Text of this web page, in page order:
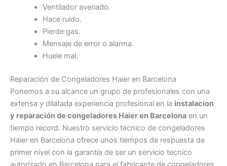
Ventilador averiado.
Hace ruido.
Pierde gas.
Mensaje de error o alarma.
Huele mal.
Reparación de Congeladores Haier en Barcelona
Ponemos a su alcance un grupo de profesionales con una
extensa y dilatada experiencia profesional en la instalacion
y reparación de congeladores Haier en Barcelona en un
tiempo record. Nuestro servicio tecnico de congeladores
Haier en Barcelona ofrece unos tiempos de respuesta de
primer nivel con la garantía de ser un servicio tecnico